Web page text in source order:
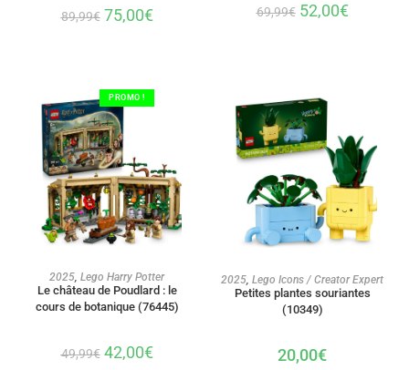
89,99€ 75,00€ 69,99€ 52,00€
PROMO !
AJOUTER AU PANIER
2025 Lego Harry Potter
Le château de Poudlard : le
cours de botanique (76445)
49,99€ 42,00€
2025 Lego Icons / Creator Expert
Petites plantes souriantes
(10349)
20,00€